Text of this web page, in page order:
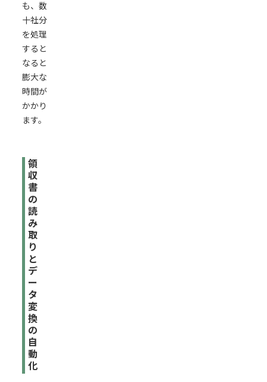
も、数
十社分
を処理
すると
なると
膨大な
時間が
かかり
ます。
領
収
書
の
読
み
取
り
と
デ
ー
タ
変
換
の
自
動
化